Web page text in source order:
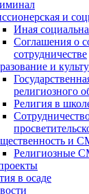
и
Иная
Соглашения о
сотрудничестве
и
религиозного
Религия в
и
Религиозные
в осаде